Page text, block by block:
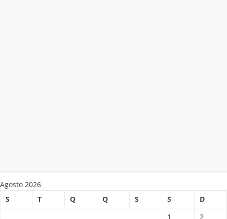
Agosto 2026
S
T Q Q S S
D
1
2